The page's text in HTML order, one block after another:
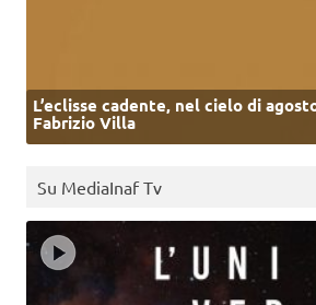
L’eclisse cadente, nel cielo di
Fabrizio Villa
Su MediaInaf Tv